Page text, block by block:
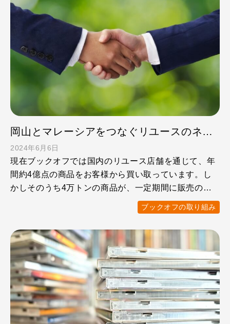
岡山とマレーシアをつなぐリユースのネットワーク ブックオフが実現する「すてないインフラ」
2024年6月6日
現在ブックオフでは国内のリユース店舗を通じて、年
間約4億点の商品をお客様から買い取っています。し
かしそのうち4万トンの商品が、一定期間に販売の機
ブックオフの取り組み